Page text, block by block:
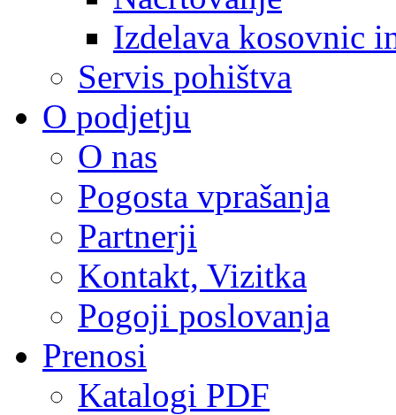
Izdelava kosovnic
Servis pohištva
O podjetju
O nas
Pogosta vprašanja
Partnerji
Kontakt, Vizitka
Pogoji poslovanja
Prenosi
Katalogi PDF